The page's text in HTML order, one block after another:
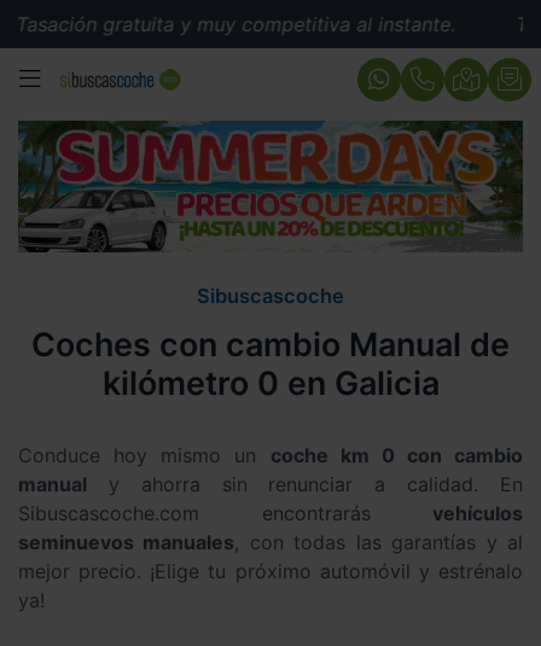
y muy competitiva al instante. Tasación
MENÚ
Sibuscascoche
Coches con cambio Manual de
kilómetro 0 en Galicia
Conduce hoy mismo un coche km 0 con cambio
manual y ahorra sin renunciar a calidad. En
Sibuscascoche.com encontrarás vehículos
seminuevos manuales, con todas las garantías y al
mejor precio. ¡Elige tu próximo automóvil y estrénalo
ya!